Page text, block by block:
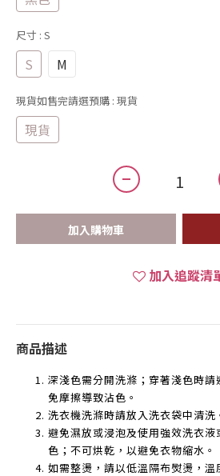
尺寸 : S
S M
現貨如售完請選預購 : 現貨
現貨
加入購物車
加入追蹤清
商品描述
深淺色需分開洗滌；穿著淺色時
免摩擦導致沾色。
洗衣機洗滌時請放入洗衣袋中清洗
避免濕放或浸泡及使用強效洗衣
色；不可烘乾，以避免衣物縮水。
如需整燙，請以低溫隔布熨燙，溫